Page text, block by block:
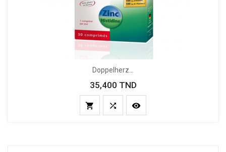
Doppelherz...
Prix
35,400 TND
  